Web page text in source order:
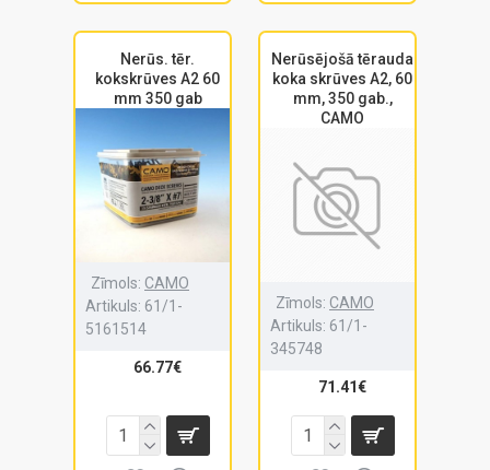
Nerūs. tēr.
kokskrūves A2 60
mm 350 gab
Zīmols: CAMO
Artikuls: 61/1-
5161514
66.77€
Nerūsējošā tērauda
koka skrūves A2, 60
mm, 350 gab.,
CAMO
Zīmols: CAMO
Artikuls: 61/1-
345748
71.41€